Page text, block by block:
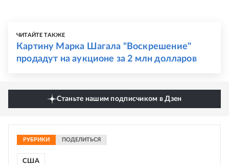
ЧИТАЙТЕ ТАКЖЕ
Картину Марка Шагала "Воскрешение"
продадут на аукционе за 2 млн долларов
Станьте нашим подписчиком в Дзен
РУБРИКИ ПОДЕЛИТЬСЯ
США